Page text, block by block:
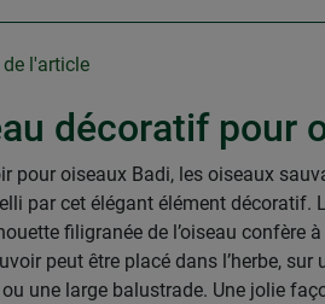
l'article
décoratif pour
pour oiseaux Badi, les oiseaux
par cet élégant élément
filigranée de l’oiseau confère
peut être placé dans l’herbe,
une large balustrade. Une jolie